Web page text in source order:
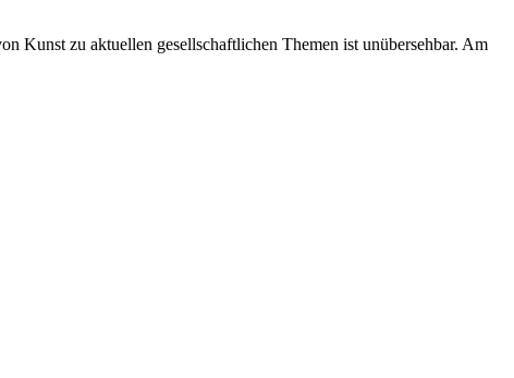
Kunst zu aktuellen gesellschaftlichen Themen ist unübersehbar. Am